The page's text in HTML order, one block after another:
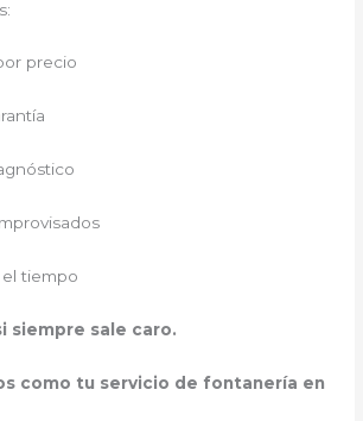
precio
el tiempo
siempre sale caro.
como tu servicio de fontanería en